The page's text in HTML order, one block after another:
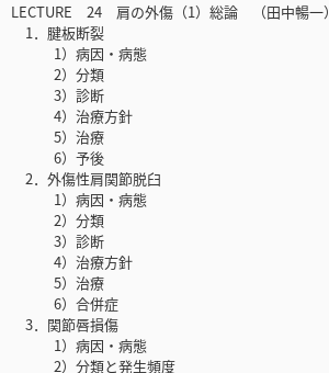
LECTURE 24 肩の外傷（1）総論 （田中暢一）
1．腱板断裂
1）病因・病態
2）分類
3）診断
4）治療方針
5）治療
6）予後
2．外傷性肩関節脱臼
1）病因・病態
2）分類
3）診断
4）治療方針
5）治療
6）合併症
3．関節唇損傷
1）病因・病態
2）分類と発生頻度